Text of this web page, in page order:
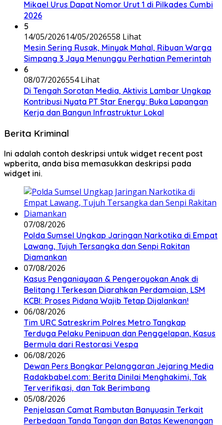
Mikael Urus Dapat Nomor Urut 1 di Pilkades Cumbi
2026
5
14/05/202614/05/2026558 Lihat
Mesin Sering Rusak, Minyak Mahal, Ribuan Warga
Simpang 3 Jaya Menunggu Perhatian Pemerintah
6
08/07/2026554 Lihat
Di Tengah Sorotan Media, Aktivis Lambar Ungkap
Kontribusi Nyata PT Star Energy: Buka Lapangan
Kerja dan Bangun Infrastruktur Lokal
Berita Kriminal
Ini adalah contoh deskripsi untuk widget recent post
wpberita, anda bisa memasukkan deskripsi pada
widget ini.
07/08/2026
Polda Sumsel Ungkap Jaringan Narkotika di Empat
Lawang, Tujuh Tersangka dan Senpi Rakitan
Diamankan
07/08/2026
Kasus Penganiayaan & Pengeroyokan Anak di
Belitang I Terkesan Diarahkan Perdamaian, LSM
KCBI: Proses Pidana Wajib Tetap Dijalankan!
06/08/2026
Tim URC Satreskrim Polres Metro Tangkap
Terduga Pelaku Penipuan dan Penggelapan, Kasus
Bermula dari Restorasi Vespa
06/08/2026
Dewan Pers Bongkar Pelanggaran Jejaring Media
Radakbabel.com: Berita Dinilai Menghakimi, Tak
Terverifikasi, dan Tak Berimbang
05/08/2026
Penjelasan Camat Rambutan Banyuasin Terkait
Perbedaan Tanda Tangan dan Batas Kewenangan